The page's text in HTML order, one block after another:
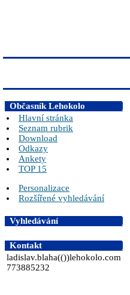
Občasník Lehokolo
Hlavní stránka
Seznam rubrik
Download
Odkazy
Ankety
TOP 15
Personalizace
Rozšířené vyhledávání
Vyhledávání
Kontakt
ladislav.blaha(())lehokolo.com
773885232